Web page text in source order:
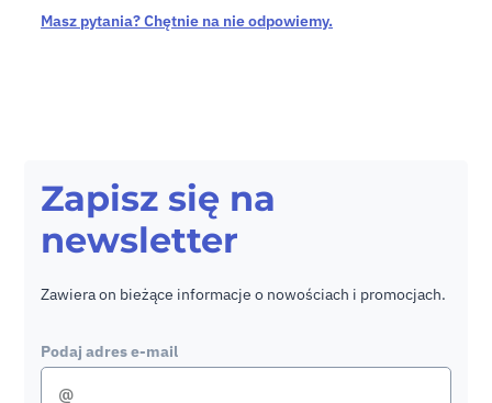
Masz pytania? Chętnie na nie odpowiemy.
Zapisz się na
newsletter
Zawiera on bieżące informacje o nowościach i promocjach.
Podaj adres e-mail